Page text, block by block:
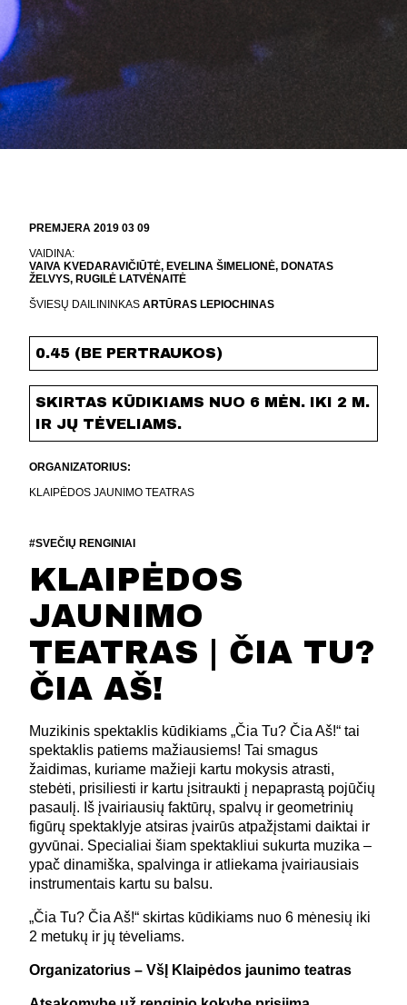
PREMJERA 2019 03 09
VAIDINA:
VAIVA KVEDARAVIČIŪTĖ, EVELINA ŠIMELIONĖ, DONATAS
ŽELVYS, RUGILĖ LATVĖNAITĖ
ŠVIESŲ DAILININKAS ARTŪRAS LEPIOCHINAS
0.45 (BE PERTRAUKOS)
SKIRTAS KŪDIKIAMS NUO 6 MĖN. IKI 2 M.
IR JŲ TĖVELIAMS.
ORGANIZATORIUS:
KLAIPĖDOS JAUNIMO TEATRAS
#SVEČIŲ RENGINIAI
KLAIPĖDOS
JAUNIMO
TEATRAS | ČIA TU?
ČIA AŠ!
Muzikinis spektaklis kūdikiams „Čia Tu? Čia Aš!“ tai
spektaklis patiems mažiausiems! Tai smagus
žaidimas, kuriame mažieji kartu mokysis atrasti,
stebėti, prisiliesti ir kartu įsitraukti į nepaprastą pojūčių
pasaulį. Iš įvairiausių faktūrų, spalvų ir geometrinių
figūrų spektaklyje atsiras įvairūs atpažįstami daiktai ir
gyvūnai. Specialiai šiam spektakliui sukurta muzika –
ypač dinamiška, spalvinga ir atliekama įvairiausiais
instrumentais kartu su balsu.
„Čia Tu? Čia Aš!“ skirtas kūdikiams nuo 6 mėnesių iki
2 metukų ir jų tėveliams.
Organizatorius – VšĮ Klaipėdos jaunimo teatras